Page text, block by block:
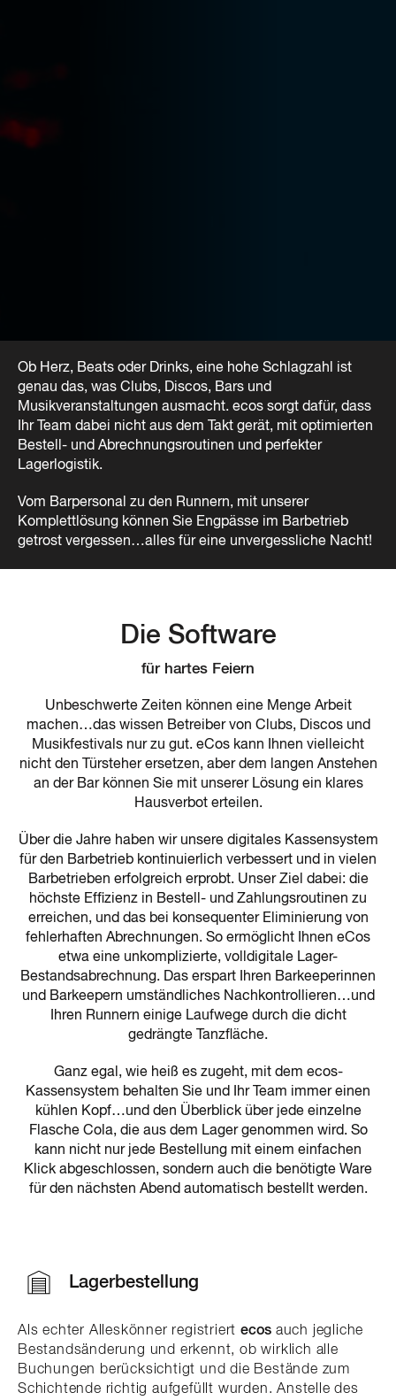
Ob Herz, Beats oder Drinks, eine hohe Schlagzahl ist
genau das, was Clubs, Discos, Bars und
Musikveranstaltungen ausmacht. ecos sorgt dafür, dass
Ihr Team dabei nicht aus dem Takt gerät, mit optimierten
Bestell- und Abrechnungsroutinen und perfekter
Lagerlogistik.
Vom Barpersonal zu den Runnern, mit unserer
Komplettlösung können Sie Engpässe im Barbetrieb
getrost vergessen…alles für eine unvergessliche Nacht!
Die Software
für hartes Feiern
Unbeschwerte Zeiten können eine Menge Arbeit
machen…das wissen Betreiber von Clubs, Discos und
Musikfestivals nur zu gut. eCos kann Ihnen vielleicht
nicht den Türsteher ersetzen, aber dem langen Anstehen
an der Bar können Sie mit unserer Lösung ein klares
Hausverbot erteilen.
Über die Jahre haben wir unsere digitales Kassensystem
für den Barbetrieb kontinuierlich verbessert und in vielen
Barbetrieben erfolgreich erprobt. Unser Ziel dabei: die
höchste Effizienz in Bestell- und Zahlungsroutinen zu
erreichen, und das bei konsequenter Eliminierung von
fehlerhaften Abrechnungen. So ermöglicht Ihnen eCos
etwa eine unkomplizierte, volldigitale Lager-
Bestandsabrechnung. Das erspart Ihren Barkeeperinnen
und Barkeepern umständliches Nachkontrollieren…und
Ihren Runnern einige Laufwege durch die dicht
gedrängte Tanzfläche.
Ganz egal, wie heiß es zugeht, mit dem ecos-
Kassensystem behalten Sie und Ihr Team immer einen
kühlen Kopf…und den Überblick über jede einzelne
Flasche Cola, die aus dem Lager genommen wird. So
kann nicht nur jede Bestellung mit einem einfachen
Klick abgeschlossen, sondern auch die benötigte Ware
für den nächsten Abend automatisch bestellt werden.
Lagerbestellung
Als echter Alleskönner registriert ecos auch jegliche
Bestandsänderung und erkennt, ob wirklich alle
Buchungen berücksichtigt und die Bestände zum
Schichtende richtig aufgefüllt wurden. Anstelle des